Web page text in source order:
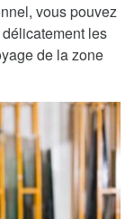
vous pouvez
les
de la zone